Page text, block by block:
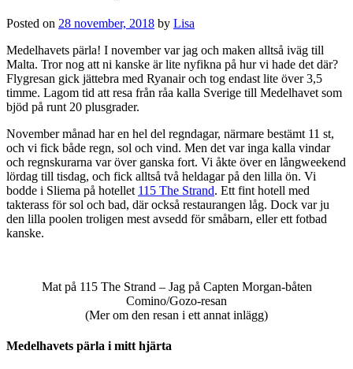
Posted on 28 november, 2018 by Lisa
Medelhavets pärla! I november var jag och maken alltså iväg till
Malta. Tror nog att ni kanske är lite nyfikna på hur vi hade det där?
Flygresan gick jättebra med Ryanair och tog endast lite över 3,5
timme. Lagom tid att resa från råa kalla Sverige till Medelhavet som
bjöd på runt 20 plusgrader.
November månad har en hel del regndagar, närmare bestämt 11 st,
och vi fick både regn, sol och vind. Men det var inga kalla vindar
och regnskurarna var över ganska fort. Vi åkte över en långweekend
lördag till tisdag, och fick alltså två heldagar på den lilla ön. Vi
bodde i Sliema på hotellet 115 The Strand. Ett fint hotell med
takterass för sol och bad, där också restaurangen låg. Dock var ju
den lilla poolen troligen mest avsedd för småbarn, eller ett fotbad
kanske.
Mat på 115 The Strand – Jag på Capten Morgan-båten
Comino/Gozo-resan
(Mer om den resan i ett annat inlägg)
Medelhavets pärla i mitt hjärta